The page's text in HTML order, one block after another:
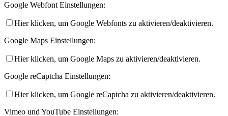
Google Webfont Einstellungen:
Hier klicken, um Google Webfonts zu aktivieren/deaktivieren.
Google Maps Einstellungen:
Hier klicken, um Google Maps zu aktivieren/deaktivieren.
Google reCaptcha Einstellungen:
Hier klicken, um Google reCaptcha zu aktivieren/deaktivieren.
Vimeo und YouTube Einstellungen: